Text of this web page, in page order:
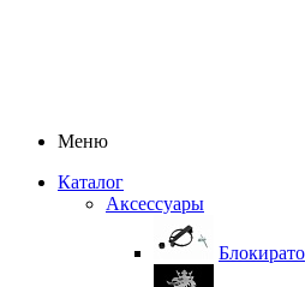
Меню
Каталог
Аксессуары